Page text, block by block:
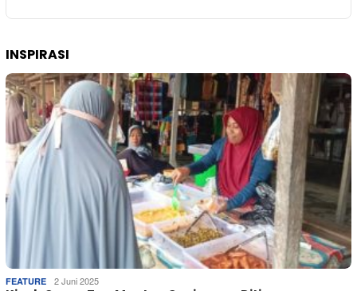
INSPIRASI
FEATURE 2 Juni 2025